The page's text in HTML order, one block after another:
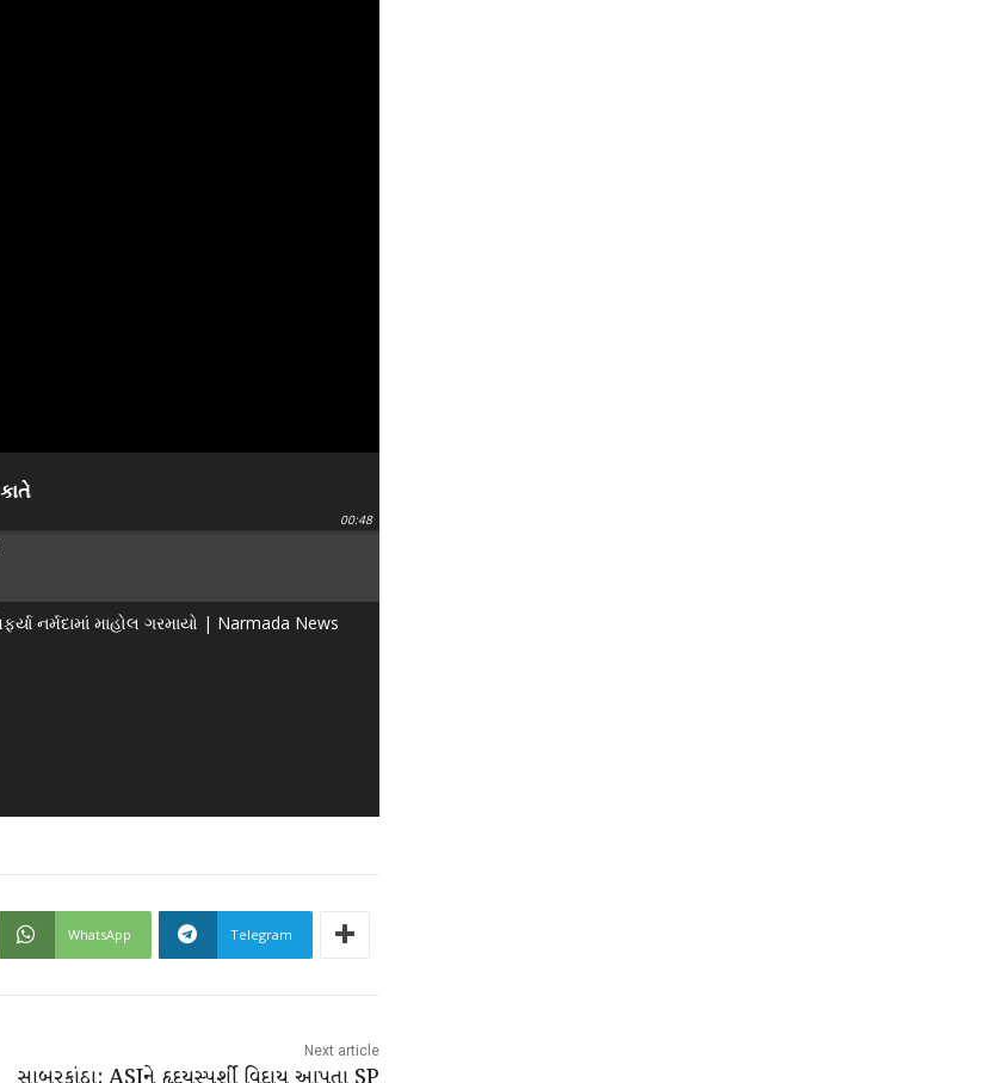
00:48
નર્મદામાં માહોલ ગરમાયો | Narmada News
WhatsApp Telegram
Next article